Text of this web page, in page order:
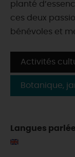
planté
ces deux
bénévoles et
Activités
Botanique,
Langues